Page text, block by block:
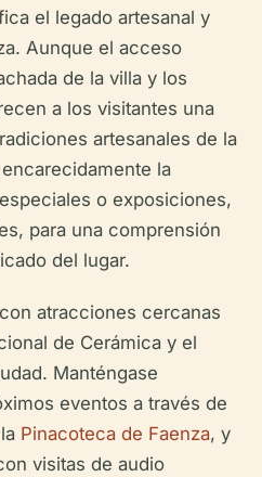
el legado artesanal y
Aunque el acceso
de la villa y los
a los visitantes una
artesanales de la
la
o exposiciones,
para una comprensión
del lugar.
atracciones cercanas
de Cerámica y el
Manténgase
eventos a través de
Pinacoteca de Faenza, y
visitas de audio